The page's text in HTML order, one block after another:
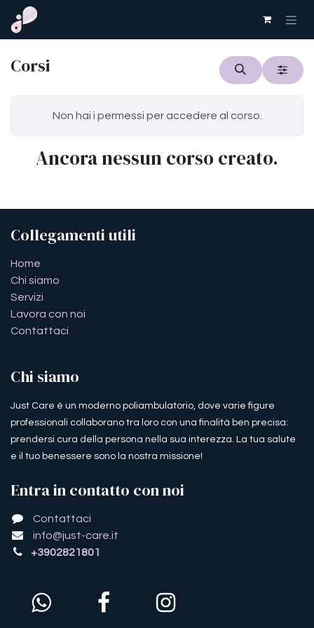
Passa al contenuto
Corsi
Non hai i permessi per accedere al corso.
Ancora nessun corso creato.
Collegamenti utili
​​​​​​​​​​​​​​​​H​o​m​e
Chi siamo
Servizi
Lavora con noi
Contattaci
Chi siamo
Just Care è un moderno poliambulatorio, dove varie figure
professionali collaborano tra loro con una finalità ben precisa:
prendersi cura della persona nella sua interezza. La tua salute
e il tuo benessere sono la nostra missione!
Entra in contatto con noi
Contattaci
info@just-care.it
+3902821801